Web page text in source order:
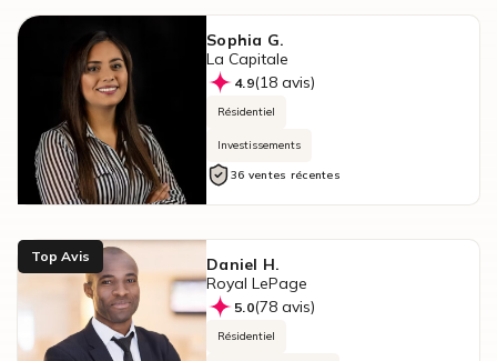
Sophia G.
La Capitale
4.9(18 avis)
Résidentiel
Investissements
36 ventes récentes
Daniel H.
Royal LePage
5.0(78 avis)
Résidentiel
Top Avis